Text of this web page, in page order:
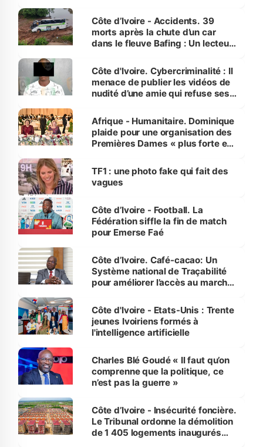
Côte d’Ivoire - Accidents. 39
morts après la chute d’un car
dans le fleuve Bafing : Un lecteur
des Transports
Côte d'Ivoire. Cybercriminalité : Il
menace de publier les vidéos de
nudité d’une amie qui refuse ses
Afrique - Humanitaire. Dominique
plaide pour une organisation des
Premières Dames « plus forte et
sur la scène internationale »
TF1 : une photo fake qui fait des
vagues
Côte d’Ivoire - Football. La
Fédération siffle la fin de match
pour Emerse Faé
Côte d’Ivoire. Café-cacao: Un
Système national de Traçabilité
pour améliorer l’accès au marché
Côte d'Ivoire - Etats-Unis : Trente
jeunes Ivoiriens formés à
l'intelligence artificielle
Charles Blé Goudé « Il faut qu’on
comprenne que la politique, ce
n’est pas la guerre »
Côte d’Ivoire - Insécurité foncière.
Le Tribunal ordonne la démolition
de 1 405 logements inaugurés